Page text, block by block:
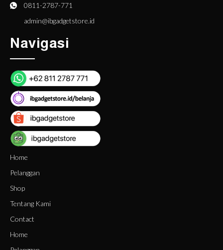
0811-2787-771
admin@ibgadgetstore.id
Navigasi
Home
Pelanggan
Shop
Tentang Kami
Contact
Home